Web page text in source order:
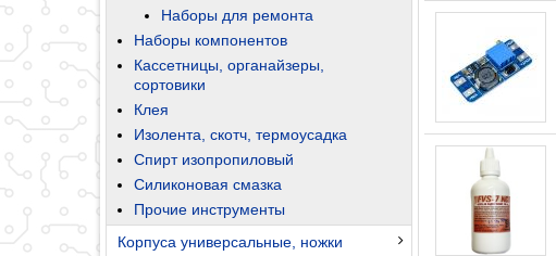
Наборы для ремонта
Наборы компонентов
Кассетницы, органайзеры,
сортовики
Клея
Изолента, скотч, термоусадка
Спирт изопропиловый
Силиконовая смазка
Прочие инструменты
Корпуса универсальные, ножки